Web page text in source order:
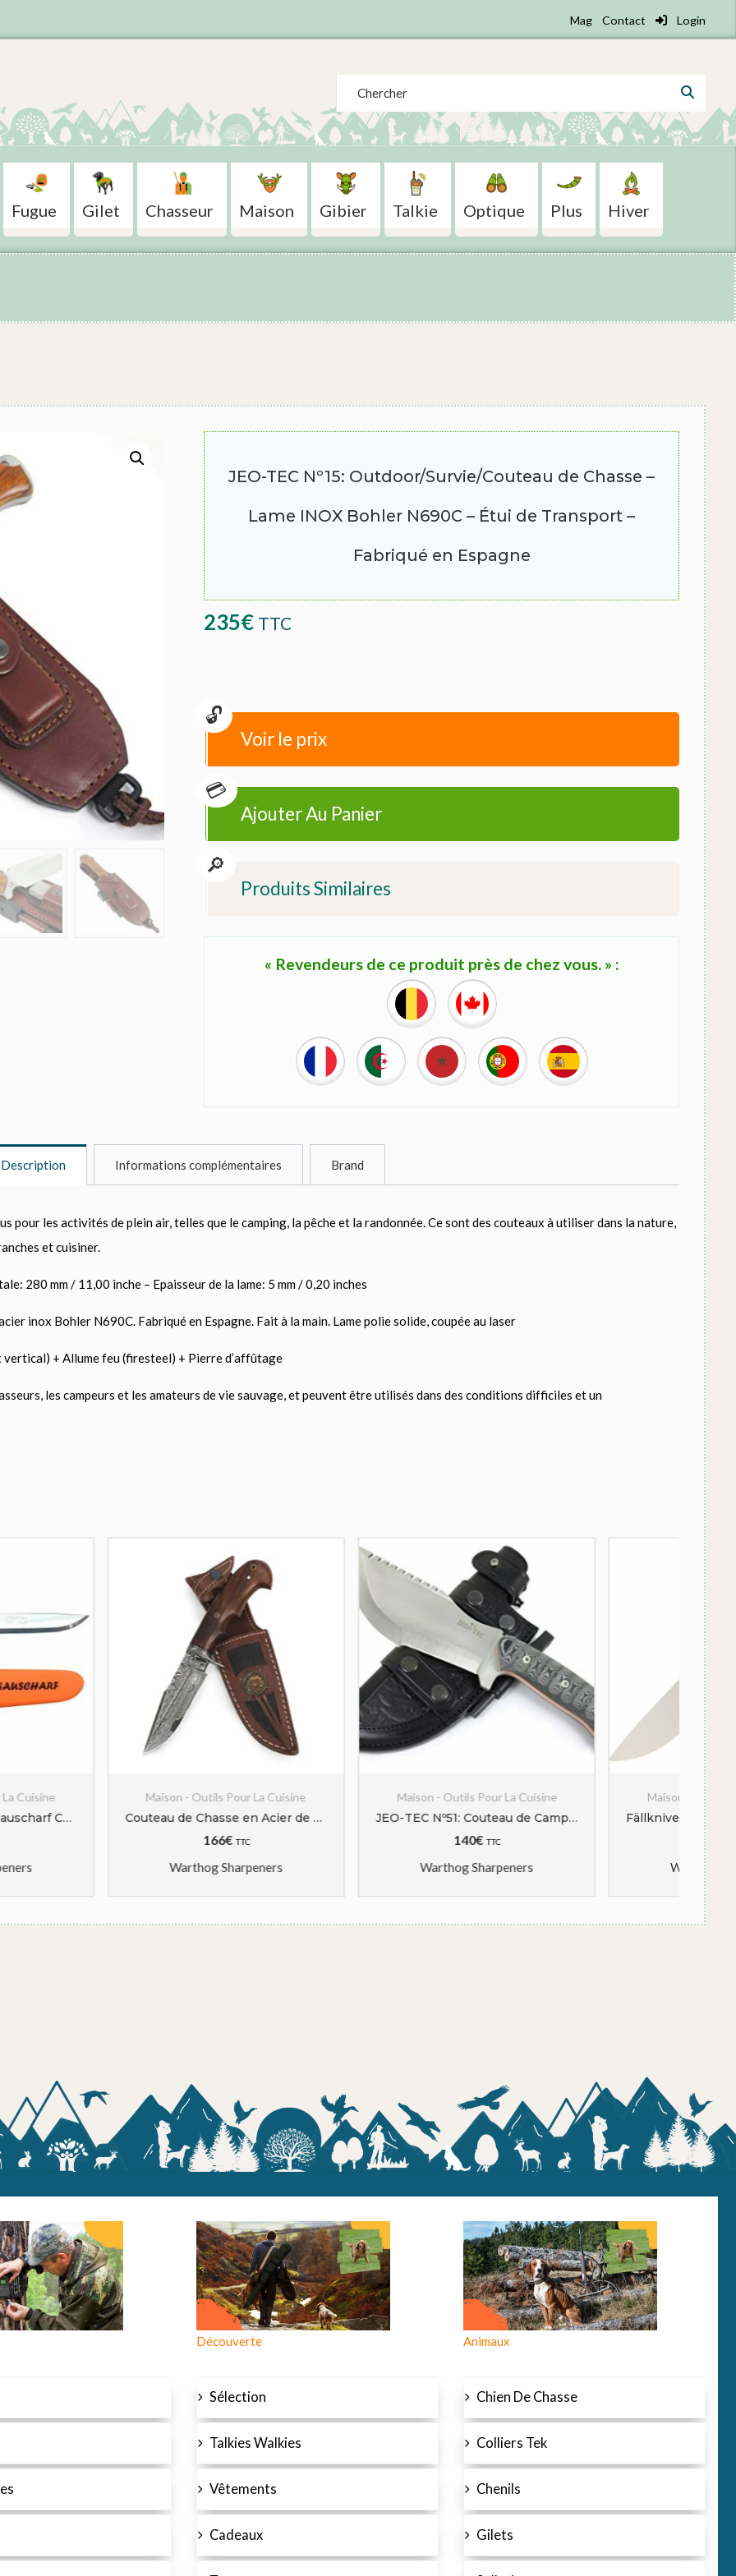
Mag Contact Login
Fugue Gilet Chasseur Maison Gibier Talkie Optique Plus Hiver
JEO-TEC Nº15: Outdoor/Survie/Couteau de Chasse –
Lame INOX Bohler N690C – Étui de Transport –
Fabriqué en Espagne
235€ TTC
Voir le prix
Ajouter Au Panier
Produits Similaires
« Revendeurs de ce produit près de chez vous. » :
Description Informations complémentaires Brand
pour les activités de plein air, telles que le camping, la pêche et la randonnée. Ce sont des couteaux à utiliser dans la nature,
et cuisiner.
280 mm / 11,00 inche – Epaisseur de la lame: 5 mm / 0,20 inches
inox Bohler N690C. Fabriqué en Espagne. Fait à la main. Lame polie solide, coupée au laser
+ Allume feu (firesteel) + Pierre d’affûtage
les campeurs et les amateurs de vie sauvage, et peuvent être utilisés dans des conditions difficiles et un
- Outils Pour La Cuisine
Couteau de Chasse en Acier de Damas Fait Main BIGCAT ROAR : L’Outil Indispensable pour l’Aventurier
Warthog Sharpeners
Maison - Outils Pour La Cuisine
JEO-TEC Nº51: Couteau de Camping Randonnée Chasse Outdoor Survie Bushcraft Multifonctionnel, Lame INOX MOVA-58, Étui de Transport en Cuir, Fabriqué en Espagne
Warthog Sharpeners
Maison - Outils Pour La Cuisine
Fällkniven Couteau de Chasse de Le F 1Z/3G
Warthog Sharpeners
Découverte
Sélection
Talkies Walkies
Vêtements
Cadeaux
Animaux
Chien De Chasse
Colliers Tek
Chenils
Gilets